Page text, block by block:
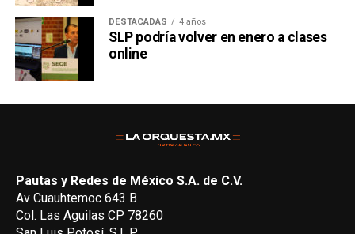
DESTACADAS 4 años
SLP podría volver en enero a clases
online
Pautas y Redes de México S.A. de C.V.
Av Cuauhtemoc 643 B
Col. Las Aguilas CP 78260